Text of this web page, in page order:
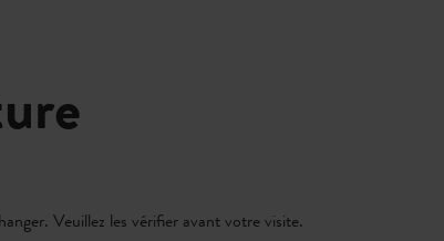
Veuillez les vérifier avant votre visite.